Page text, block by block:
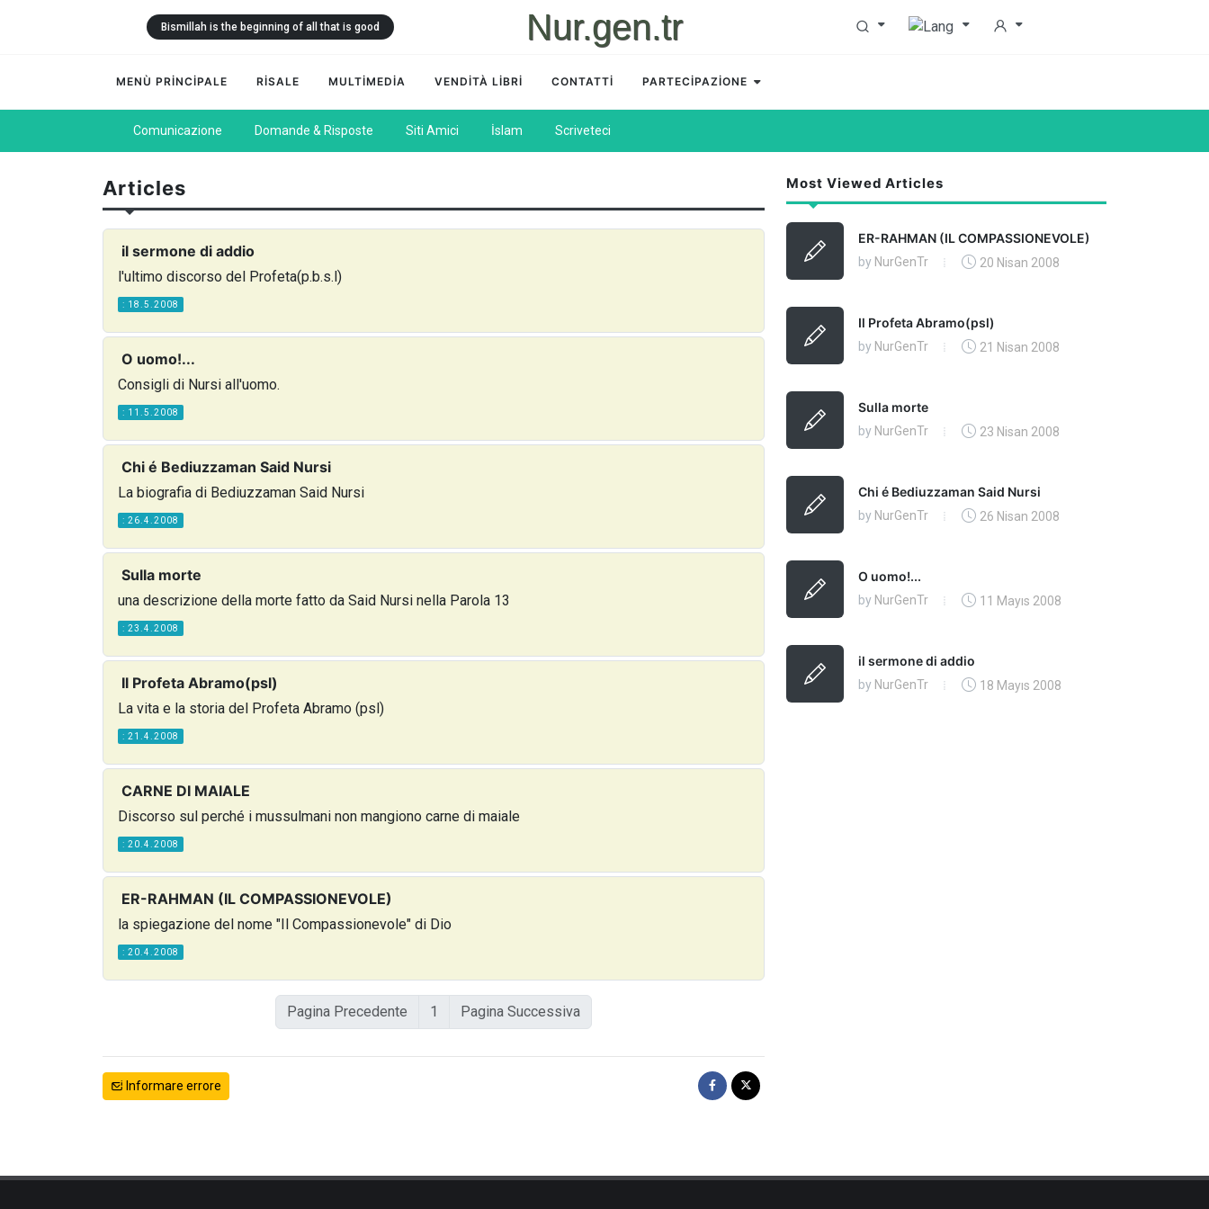
Nur.gen.tr
Bismillah is the beginning of all that is good
MENÙ PRİNCİPALE RİSALE MULTİMEDİA VENDİTÀ LİBRİ CONTATTİ PARTECİPAZİONE
Comunicazione Domande & Risposte Siti Amici İslam Scriveteci
Articles
il sermone di addio
l'ultimo discorso del Profeta(p.b.s.l)
: 18.5.2008
O uomo!...
Consigli di Nursi all'uomo.
: 11.5.2008
Chi é Bediuzzaman Said Nursi
La biografia di Bediuzzaman Said Nursi
: 26.4.2008
Sulla morte
una descrizione della morte fatto da Said Nursi nella Parola 13
: 23.4.2008
Il Profeta Abramo(psl)
La vita e la storia del Profeta Abramo (psl)
: 21.4.2008
CARNE DI MAIALE
Discorso sul perché i mussulmani non mangiono carne di maiale
: 20.4.2008
ER-RAHMAN (IL COMPASSIONEVOLE)
la spiegazione del nome "Il Compassionevole" di Dio
: 20.4.2008
Pagina Precedente 1 Pagina Successiva
Informare errore
Most Viewed Articles
ER-RAHMAN (IL COMPASSIONEVOLE)
by NurGenTr 20 Nisan 2008
Il Profeta Abramo(psl)
by NurGenTr 21 Nisan 2008
Sulla morte
by NurGenTr 23 Nisan 2008
Chi é Bediuzzaman Said Nursi
by NurGenTr 26 Nisan 2008
O uomo!...
by NurGenTr 11 Mayıs 2008
il sermone di addio
by NurGenTr 18 Mayıs 2008